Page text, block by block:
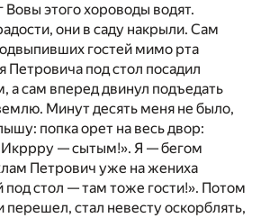
этого хороводы водят.
они в саду накрыли. Сам
гостей мимо рта
Петровича под стол посадил
а сам вперед двинул подъедать
Минут десять меня не было,
попка орет на весь двор:
— сытым!». Я — бегом
Петрович уже на жениха
стол — там тоже гости!». Потом
перешел, стал невесту оскорблять,